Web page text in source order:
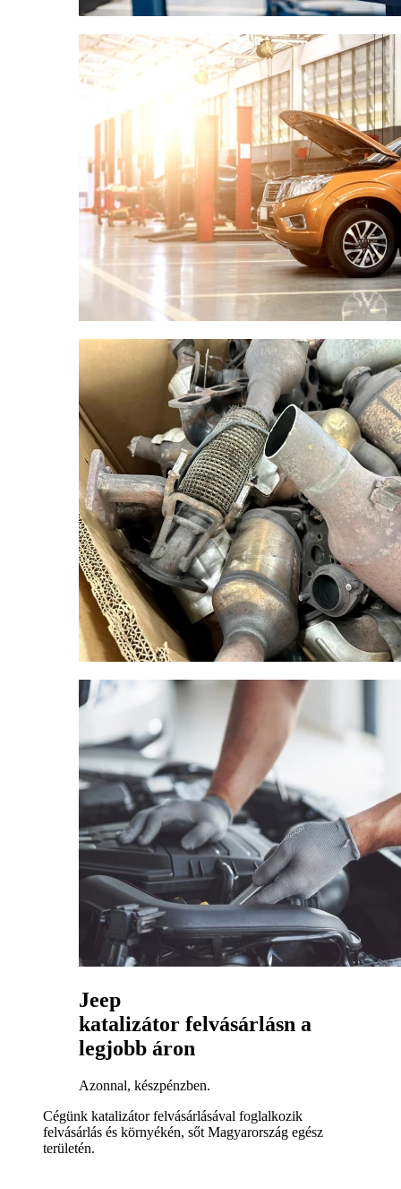
Jeep
katalizátor felvásárlásn a
legjobb áron
Azonnal, készpénzben.
Cégünk katalizátor felvásárlásával foglalkozik
felvásárlás és környékén, sőt Magyarország egész
területén.